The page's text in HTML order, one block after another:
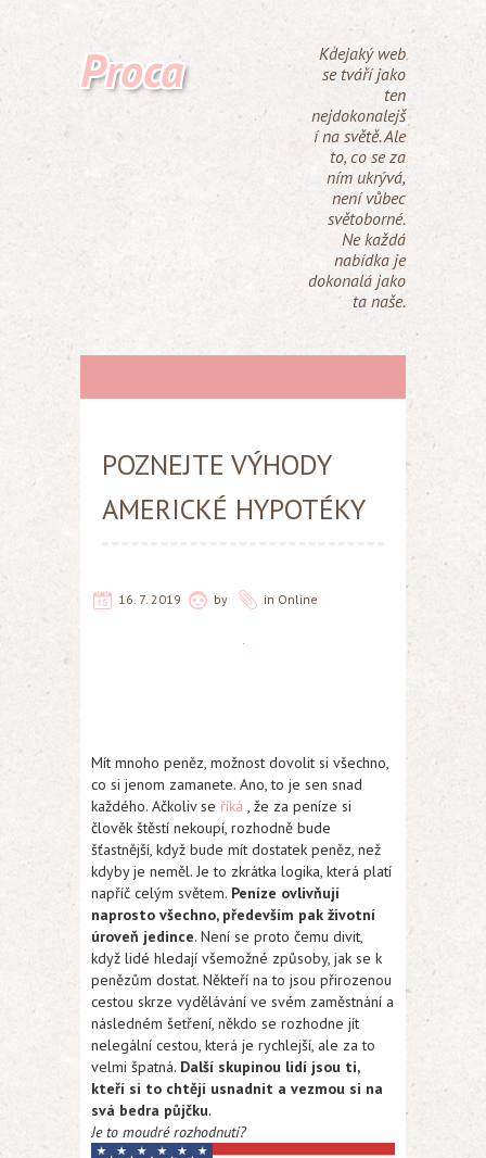
Proca
Kdejaký web
se tváří jako
ten
nejdokonalejš
í na světě. Ale
to, co se za
ním ukrývá,
není vůbec
světoborné.
Ne každá
nabídka je
dokonalá jako
ta naše.
POZNEJTE VÝHODY
AMERICKÉ HYPOTÉKY
16. 7. 2019 by in Online
Mít mnoho peněz, možnost dovolit si všechno,
co si jenom zamanete. Ano, to je sen snad
každého. Ačkoliv se říká , že za peníze si
člověk štěstí nekoupí, rozhodně bude
šťastnější, když bude mít dostatek peněz, než
kdyby je neměl. Je to zkrátka logika, která platí
napříč celým světem. Peníze ovlivňují
naprosto všechno, především pak životní
úroveň jedince. Není se proto čemu divit,
když lidé hledají všemožné způsoby, jak se k
penězům dostat. Někteří na to jsou přirozenou
cestou skrze vydělávání ve svém zaměstnání a
následném šetření, někdo se rozhodne jít
nelegální cestou, která je rychlejší, ale za to
velmi špatná. Další skupinou lidí jsou ti,
kteří si to chtějí usnadnit a vezmou si na
svá bedra půjčku.
Je to moudré rozhodnutí?